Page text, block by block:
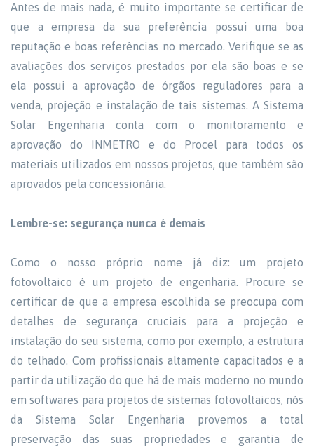
Antes de mais nada, é muito importante se certificar de
que a empresa da sua preferência possui uma boa
reputação e boas referências no mercado. Verifique se as
avaliações dos serviços prestados por ela são boas e se
ela possui a aprovação de órgãos reguladores para a
venda, projeção e instalação de tais sistemas. A Sistema
Solar Engenharia conta com o monitoramento e
aprovação do INMETRO e do Procel para todos os
materiais utilizados em nossos projetos, que também são
aprovados pela concessionária.
Lembre-se: segurança nunca é demais
Como o nosso próprio nome já diz: um projeto
fotovoltaico é um projeto de engenharia. Procure se
certificar de que a empresa escolhida se preocupa com
detalhes de segurança cruciais para a projeção e
instalação do seu sistema, como por exemplo, a estrutura
do telhado. Com profissionais altamente capacitados e a
partir da utilização do que há de mais moderno no mundo
em softwares para projetos de sistemas fotovoltaicos, nós
da Sistema Solar Engenharia provemos a total
preservação das suas propriedades e garantia de